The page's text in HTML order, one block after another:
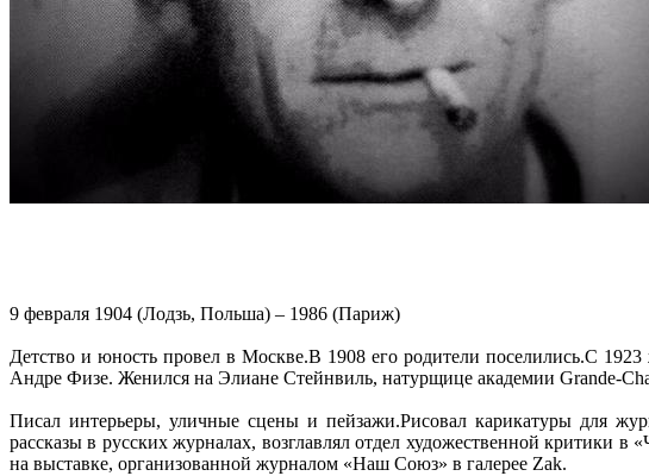
9 февраля 1904 (Лодзь, Польша) – 1986 (Париж)
Детство и юность провел в Москве.В 1908 его родители поселились.С
Андре Физе. Женился на Элиане Стейнвиль, натурщице академии Grande-
Писал интерьеры, уличные сцены и пейзажи.Рисовал карикатуры для
рассказы в русских журналах, возглавлял отдел художественной критики
на выставке, организованной журналом «Наш Союз» в галерее Zak.